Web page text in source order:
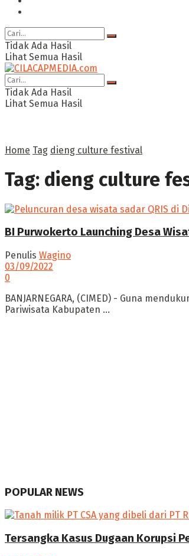
Tidak Ada Hasil
Lihat Semua Hasil
Tidak Ada Hasil
Lihat Semua Hasil
Home Tag dieng culture festival
Tag: dieng culture
BI Purwokerto Launching Desa
Penulis Wagino
03/09/2022
0
BANJARNEGARA, (CIMED) - Guna
Pariwisata Kabupaten ...
POPULAR NEWS
Tersangka Kasus Dugaan Korupsi